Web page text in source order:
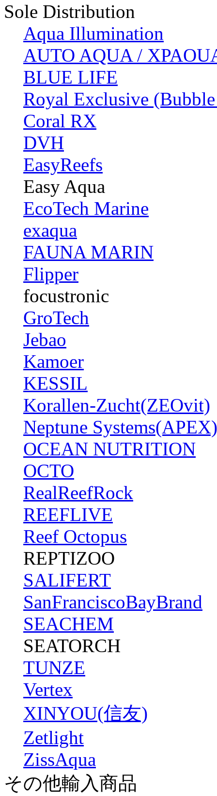
Sole Distribution
Aqua Illumination
AUTO AQUA /
BLUE LIFE
Royal Exclusive
Coral RX
DVH
EasyReefs
Easy Aqua
EcoTech Marine
exaqua
FAUNA MARIN
Flipper
focustronic
GroTech
Jebao
Kamoer
KESSIL
Korallen-Zucht(ZEOvit)
Neptune Systems(APEX)
OCEAN NUTRITION
OCTO
RealReefRock
REEFLIVE
Reef Octopus
REPTIZOO
SALIFERT
SanFranciscoBayBrand
SEACHEM
SEATORCH
TUNZE
Vertex
XINYOU(信友)
Zetlight
ZissAqua
その他輸入商品